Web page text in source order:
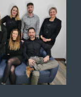
proposer
à chaque
s'agisse de